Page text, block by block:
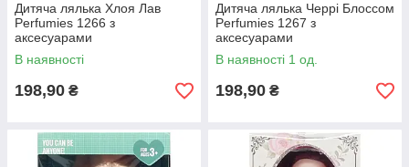
Дитяча лялька Хлоя Лав
Perfumies 1266 з
аксесуарами
В наявності
198,90 ₴
Дитяча лялька Черрі Блоссом
Perfumies 1267 з
аксесуарами
В наявності 1 од.
198,90 ₴